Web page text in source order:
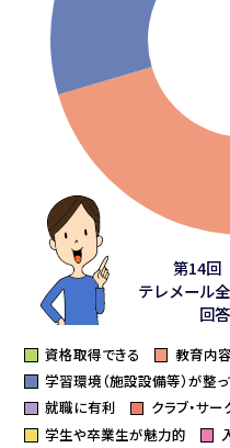
資格取得できる
教育内
学習環境（施設設備等）が整
就職に有利
クラブ・サ
学生や卒業生が魅力的
第14回
テレメール
回